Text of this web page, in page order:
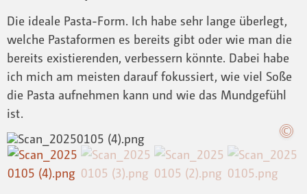
Die ideale Pasta-Form. Ich habe sehr lange überlegt,
welche Pastaformen es bereits gibt oder wie man die
bereits existierenden, verbessern könnte. Dabei habe
ich mich am meisten darauf fokussiert, wie viel Soße
die Pasta aufnehmen kann und wie das Mundgefühl
ist.